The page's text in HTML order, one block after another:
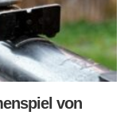
von